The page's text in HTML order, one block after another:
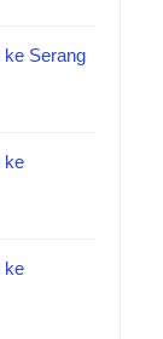
ke Serang
ke
ke